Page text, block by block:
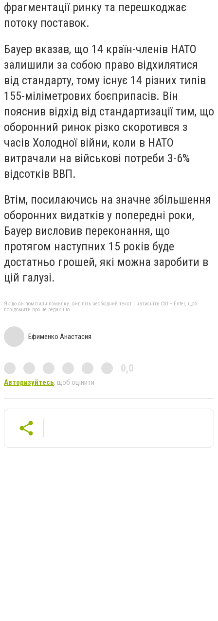
фрагментації ринку та перешкоджає
потоку поставок.
Бауер вказав, що 14 країн-членів НАТО
залишили за собою право відхилятися
від стандарту, тому існує 14 різних типів
155-міліметрових боєприпасів. Він
пояснив відхід від стандартизації тим, що
оборонний ринок різко скоротився з
часів Холодної війни, коли в НАТО
витрачали на військові потреби 3-6%
відсотків ВВП.
Втім, посилаючись на значне збільшення
оборонних видатків у попередні роки,
Бауер висловив переконання, що
протягом наступних 15 років буде
достатньо грошей, які можна заробити в
цій галузі.
Якщо ви помітили помилку, виділіть необхідний текст і натисніть Ctrl + Enter, щоб
повідомити про це редакцію
Ефименко Анастасия
0,0
Авторизуйтесь, щоб оцінити